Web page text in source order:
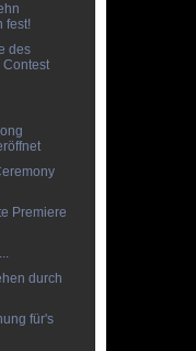
fest!
des
Contest
Premiere
durch
für's